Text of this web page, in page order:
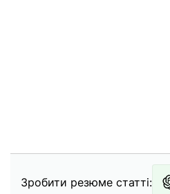
Зробити резюме статті: